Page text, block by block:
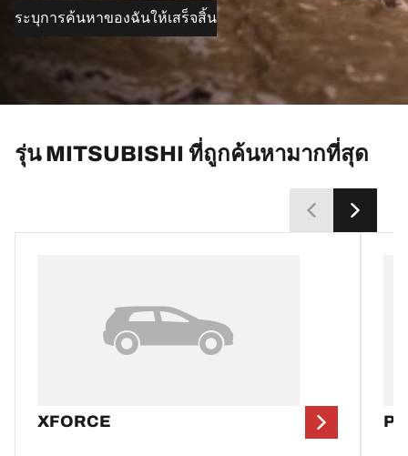
ระบุการค้นหาของฉันให้เสร็จสิ้น
รุ่น MITSUBISHI ที่ถูกค้นหามากที่สุด
XFORCE